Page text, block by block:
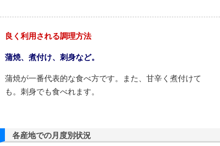
良く利用される調理方法
蒲焼、煮付け、刺身など。
蒲焼が一番代表的な食べ方です。また、甘辛く煮付けて
も。刺身でも食べれます。
各産地での月度別状況